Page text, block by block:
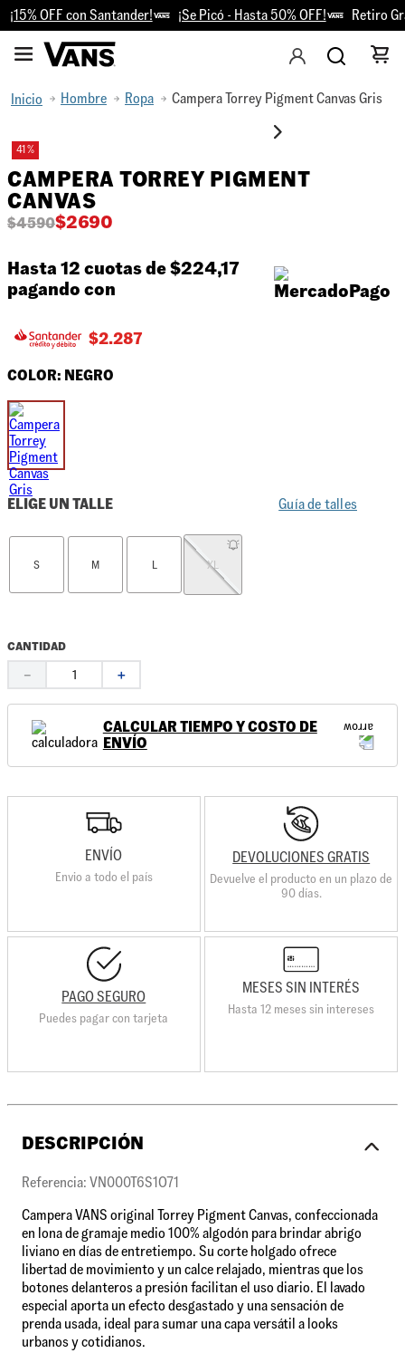
¡15% OFF con Santander! ¡Se Picó - Hasta 50% OFF! Retiro
Hombre Ropa Campera Torrey Pigment Canvas Gris
41 %
CAMPERA TORREY PIGMENT
CANVAS
$2690
$4590
Hasta 12 cuotas de$224,17
pagando con
$2.287
COLOR: NEGRO
ELIGE UN TALLE Guía de talles
L
M
S XL
CANTIDAD
＋
－
CALCULAR TIEMPO Y COSTO DE
ENVÍO
ENVÍO
Envio a todo el país
DEVOLUCIONES GRATIS
Devuelve el producto en un plazo de
90 días.
PAGO SEGURO
Puedes pagar con tarjeta
MESES SIN INTERÉS
Hasta 12 meses sin intereses
DESCRIPCIÓN
Referencia: VN000T6S1O71
Campera VANS original Torrey Pigment Canvas, confeccionada
en lona de gramaje medio 100% algodón para brindar abrigo
liviano en días de entretiempo. Su corte holgado ofrece
libertad de movimiento y un calce relajado, mientras que los
botones delanteros a presión facilitan el uso diario. El lavado
especial aporta un efecto desgastado y una sensación de
prenda usada, ideal para sumar una capa versátil a looks
urbanos y cotidianos.